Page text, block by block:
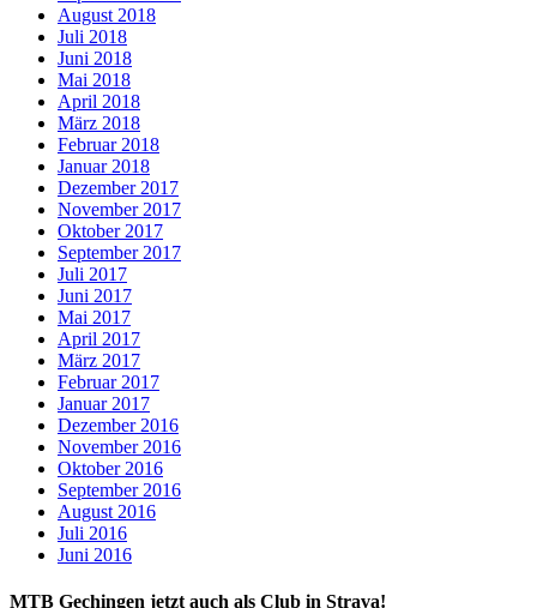
August 2018
Juli 2018
Juni 2018
Mai 2018
April 2018
März 2018
Februar 2018
Januar 2018
Dezember 2017
November 2017
Oktober 2017
September 2017
Juli 2017
Juni 2017
Mai 2017
April 2017
März 2017
Februar 2017
Januar 2017
Dezember 2016
November 2016
Oktober 2016
September 2016
August 2016
Juli 2016
Juni 2016
MTB Gechingen jetzt auch als Club in Strava!